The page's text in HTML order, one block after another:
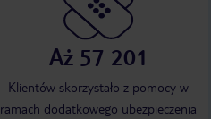
Aż 57 201
Klientów skorzystało z pomocy w
ramach dodatkowego ubezpieczenia